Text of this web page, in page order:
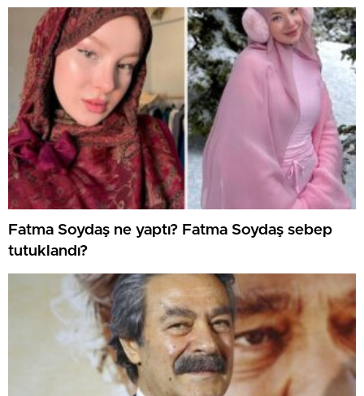
Fatma Soydaş ne yaptı? Fatma Soydaş sebep
tutuklandı?